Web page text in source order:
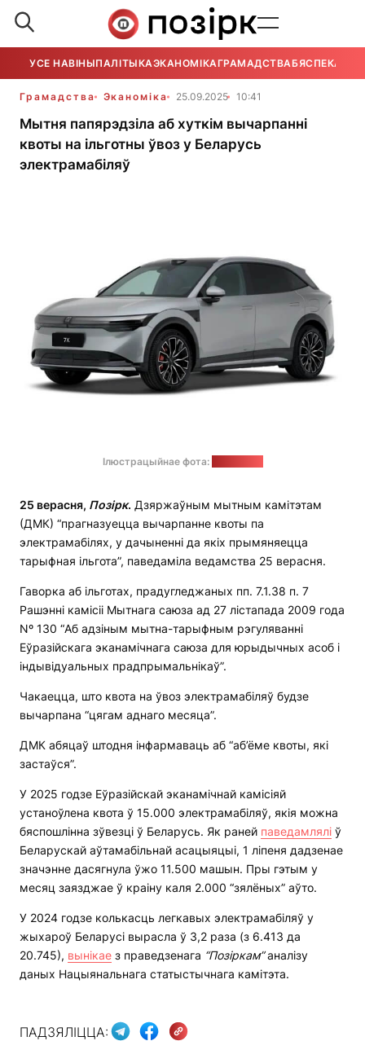
УСЕ НАВІНЫПАЛІТЫКАЭКАНОМІКАГРАМАДСТВАБЯСПЕКА
Грамадства Эканоміка 25.09.2025 10:41
Мытня папярэдзіла аб хуткім вычарпанні
квоты на ільготны ўвоз у Беларусь
электрамабіляў
Ілюстрацыйнае фота:
25 верасня, Позірк. Дзяржаўным мытным камітэтам
(ДМК) “прагназуецца вычарпанне квоты па
электрамабілях, у дачыненні да якіх прымяняецца
тарыфная ільгота”, паведаміла ведамства 25 верасня.
Гаворка аб ільготах, прадугледжаных пп. 7.1.38 п. 7
Рашэнні камісіі Мытнага саюза ад 27 лістапада 2009 года
Nº 130 “Аб адзіным мытна-тарыфным рэгуляванні
Еўразійскага эканамічнага саюза для юрыдычных асоб і
індывідуальных прадпрымальнікаў”.
Чакаецца, што квота на ўвоз электрамабіляў будзе
вычарпана “цягам аднаго месяца”.
ДМК абяцаў штодня інфармаваць аб “аб’ёме квоты, які
застаўся”.
У 2025 годзе Еўразійскай эканамічнай камісіяй
устаноўлена квота ў 15.000 электрамабіляў, якія можна
бяспошлінна зўвезці ў Беларусь. Як раней паведамлялі ў
Беларускай аўтамабільнай асацыяцыі, 1 ліпеня дадзенае
значэнне дасягнула ўжо 11.500 машын. Пры гэтым у
месяц заязджае ў краіну каля 2.000 “зялёных” аўто.
У 2024 годзе колькасць легкавых электрамабіляў у
жыхароў Беларусі вырасла ў 3,2 раза (з 6.413 да
20.745), вынікае з праведзенага “Позіркам”аналізу
даных Нацыянальнага статыстычнага камітэта.
ПАДЗЯЛІЦЦА: